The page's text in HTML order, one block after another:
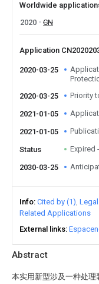
Abstract
本实用新型涉及一种处
Worldwide
2020
CN
Application
2020-03-25
2020-03-25
Priority
2021-01-05
2021-01-05
Status Expired
2030-03-25
Info Cited by (1)
Related Applications
External links